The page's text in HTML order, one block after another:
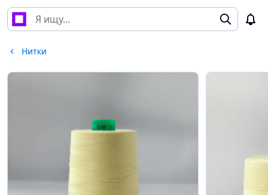
Нитки